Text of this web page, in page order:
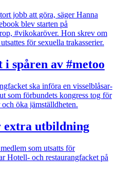
jobb att göra, säger Hanna
blev starten på
#vikokaröver. Hon skrev om
för sexuella trakasserier.
i spåren av #metoo
ska införa en visselblåsar­
som förbundets kongress tog för
öka jämställdheten.
extra utbildning
som utsatts för
Hotell- och restaurangfacket på